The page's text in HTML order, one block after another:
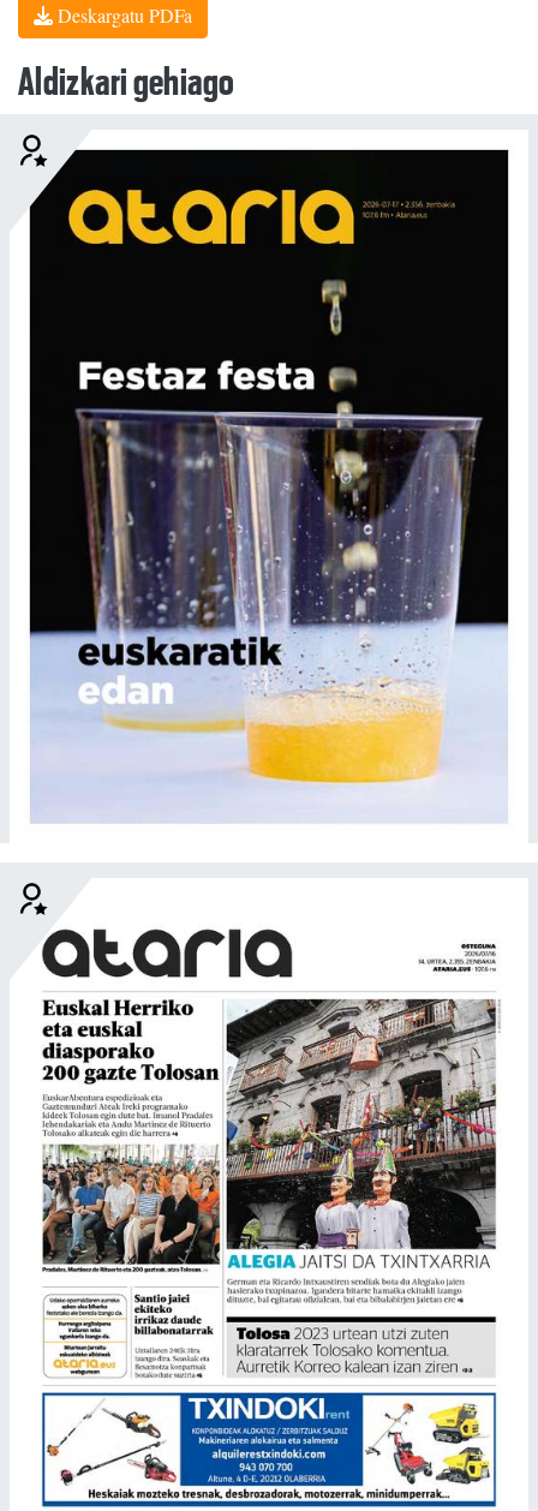
Deskargatu PDFa
Aldizkari gehiago